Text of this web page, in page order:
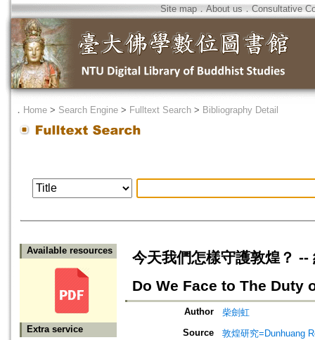
Site map．About us ． Consultative
． Home > Search Engine > Fulltext Search > Bibliography Detail
Available resources
Extra service
今天我們怎樣守護敦煌？
Do We Face to The Duty
Author
柴劍虹
Source
敦煌研究=Dunhuang